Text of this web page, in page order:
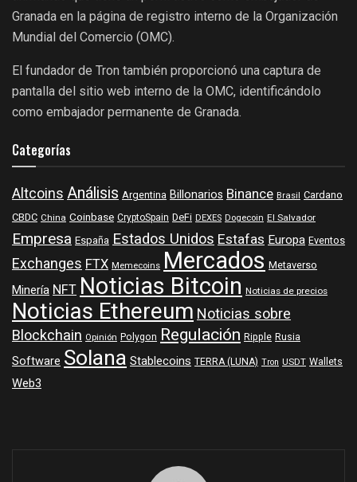
Granada en la página de registro interno de la Organización
Mundial del Comercio (OMC).
El fundador de Tron también proporcionó una captura de
pantalla del sitio web interno de la OMC, identificándolo
como embajador permanente de Granada.
Categorías
Altcoins Análisis Argentina Billonarios Binance Brasil Cardano
CBDC China Coinbase CryptoSpain DeFi DEXES Dogecoin El Salvador
Empresa España Estados Unidos Estafas Europa Eventos
Exchanges FTX Memecoins Mercados Metaverso
MineríaNFTNoticias Bitcoin Noticias de precios
Noticias EthereumNoticias sobre
Blockchain Opinión Polygon Regulación Ripple Rusia
Software SolanaStablecoins TERRA (LUNA) Tron USDT Wallets
Web3